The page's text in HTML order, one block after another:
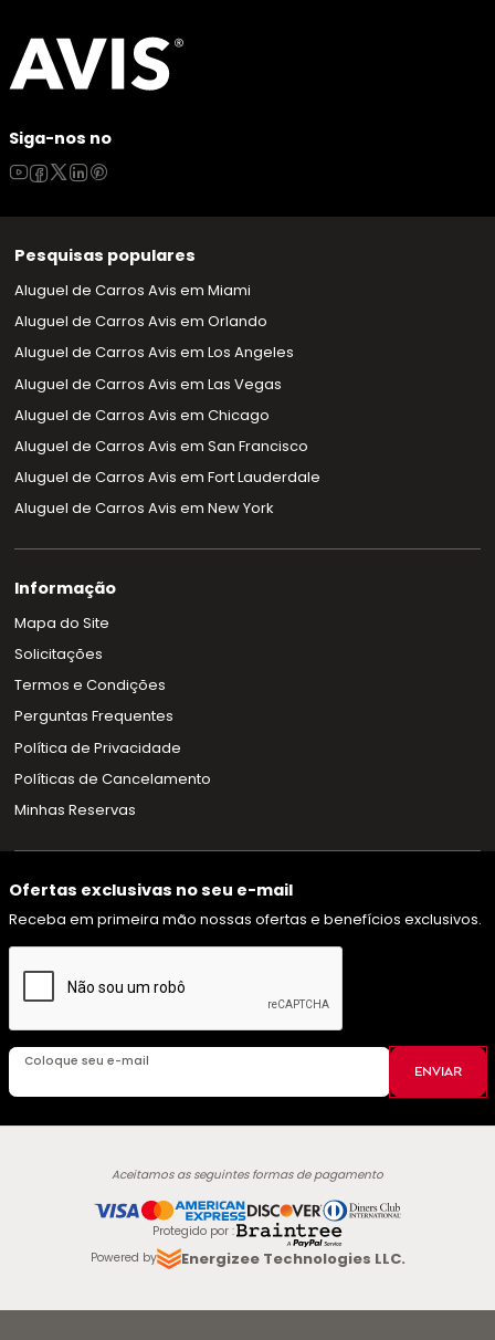
Siga-nos no
Pesquisas populares
Aluguel de Carros Avis em Miami
Aluguel de Carros Avis em Orlando
Aluguel de Carros Avis em Los Angeles
Aluguel de Carros Avis em Las Vegas
Aluguel de Carros Avis em Chicago
Aluguel de Carros Avis em San Francisco
Aluguel de Carros Avis em Fort Lauderdale
Aluguel de Carros Avis em New York
Informação
Mapa do Site
Solicitações
Termos e Condições
Perguntas Frequentes
Política de Privacidade
Políticas de Cancelamento
Minhas Reservas
Ofertas exclusivas no seu e-mail
Receba em primeira mão nossas ofertas e benefícios exclusivos.
Coloque seu e-mail
ENVIAR
Aceitamos as seguintes formas de pagamento
Protegido por :
Powered by
Energizee Technologies LLC.